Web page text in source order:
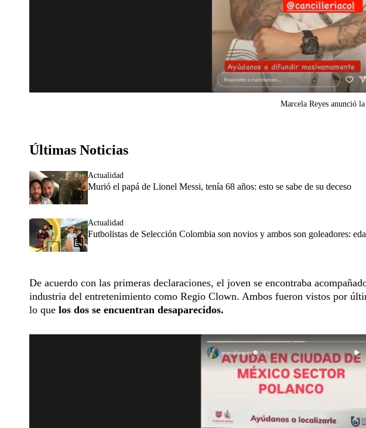
Marcela Reyes anunció
Últimas Noticias
Actualidad
Murió el papá de Lionel Messi, tenía 68 años: esto se sabe de su deceso
Actualidad
Futbolistas de Selección Colombia son novios y ambos son goleadores:
De acuerdo con las primeras declaraciones, el joven se encontraba
industria del entretenimiento como Regio Clown. Ambos fueron vistos por
lo que los dos se encuentran desaparecidos.